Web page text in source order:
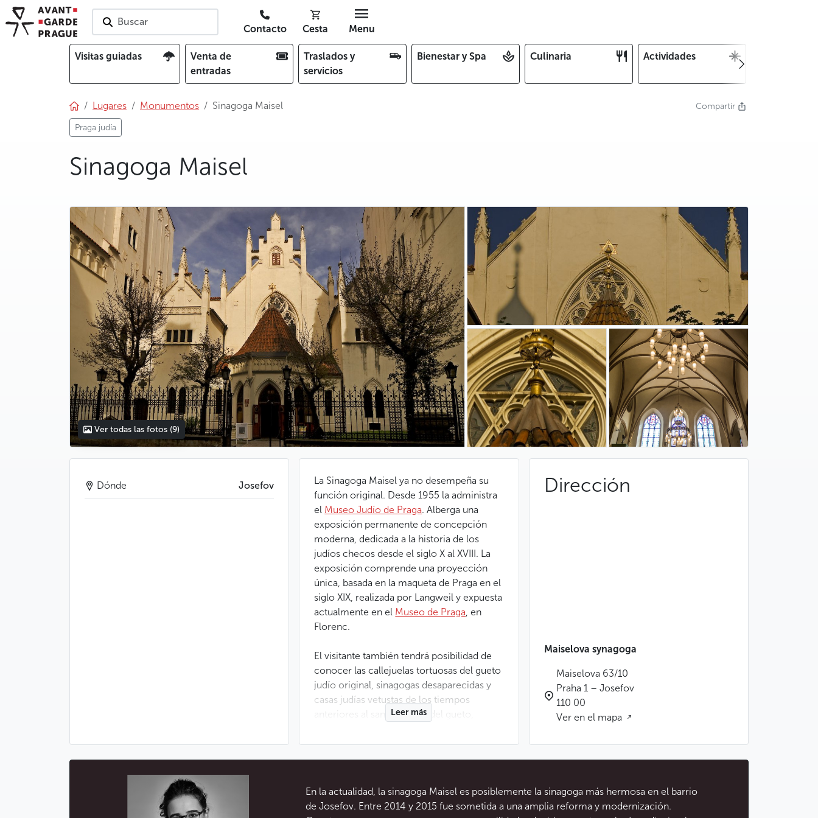
Buscar
Contacto Cesta Menu
Visitas guiadas
Venta de
entradas
Traslados y
servicios
Bienestar y Spa Culinaria Actividades
Lugares Monumentos Sinagoga Maisel
Praga judía
Compartir
Sinagoga Maisel
photo 5
photo 6
photo 7
photo 8
photo 9
Ver todas las fotos (9)
La Sinagoga Maisel ya no desempeña su
función original. Desde 1955 la administra
el Museo Judío de Praga. Alberga una
exposición permanente de concepción
moderna, dedicada a la historia de los
judíos checos desde el siglo X al XVIII. La
exposición comprende una proyección
única, basada en la maqueta de Praga en el
siglo XIX, realizada por Langweil y expuesta
actualmente en el Museo de Praga, en
Florenc.
El visitante también tendrá posibilidad de
conocer las callejuelas tortuosas del gueto
judío original, sinagogas desaparecidas y
casas judías vetustas de los tiempos
anteriores al saneamiento del gueto,
principios del XX.
más pomposa del gueto judío de Praga,
debe su nombre a su fundador, el notable
Leer más
Dónde Josefov Dirección
Maiselova synagoga
Maiselova 63/10
Praha 1 – Josefov
110 00
Ver en el mapa
En la actualidad, la sinagoga Maisel es posiblemente la sinagoga más hermosa en el barrio
de Josefov. Entre 2014 y 2015 fue sometida a una amplia reforma y modernización.